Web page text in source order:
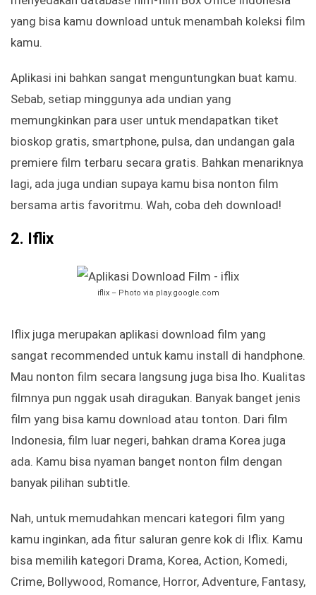
yang bisa kamu download untuk menambah koleksi film
kamu.
Aplikasi ini bahkan sangat menguntungkan buat kamu.
Sebab, setiap minggunya ada undian yang
memungkinkan para user untuk mendapatkan tiket
bioskop gratis, smartphone, pulsa, dan undangan gala
premiere film terbaru secara gratis. Bahkan menariknya
lagi, ada juga undian supaya kamu bisa nonton film
bersama artis favoritmu. Wah, coba deh download!
2. Iflix
iflix – Photo via play.google.com
Iflix juga merupakan aplikasi download film yang
sangat recommended untuk kamu install di handphone.
Mau nonton film secara langsung juga bisa lho. Kualitas
filmnya pun nggak usah diragukan. Banyak banget jenis
film yang bisa kamu download atau tonton. Dari film
Indonesia, film luar negeri, bahkan drama Korea juga
ada. Kamu bisa nyaman banget nonton film dengan
banyak pilihan subtitle.
Nah, untuk memudahkan mencari kategori film yang
kamu inginkan, ada fitur saluran genre kok di Iflix. Kamu
bisa memilih kategori Drama, Korea, Action, Komedi,
Crime, Bollywood, Romance, Horror, Adventure, Fantasy,